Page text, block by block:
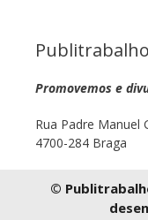
Promovemos e
Rua Padre Manuel
4700-284 Braga
©